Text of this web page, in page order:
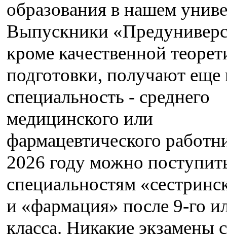
образования в нашем
Выпускники
кроме качественной
подготовки, получают еще
специальность - среднего
медицинского или
фармацевтического
2026 году можно
специальностям
и «фармация» после 9-го
класса. Никакие экзамены